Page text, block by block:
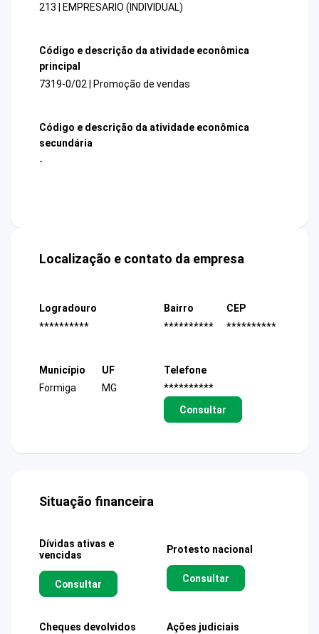
213 | EMPRESARIO (INDIVIDUAL)
Código e descrição da atividade econômica
principal
7319-0/02 | Promoção de vendas
Código e descrição da atividade econômica
secundária
-
Localização e contato da empresa
Logradouro
**********
Bairro
**********
CEP
**********
Município
Formiga
UF
MG
Telefone
**********
Consultar
Situação financeira
Dívidas ativas e
vencidas
Consultar
Protesto nacional
Consultar
Cheques devolvidos Ações judiciais